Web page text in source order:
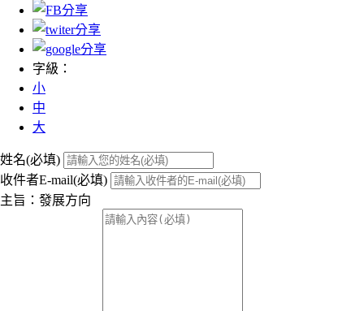
字級：
小
中
大
姓名(必填)
收件者E-mail(必填)
主旨：發展方向